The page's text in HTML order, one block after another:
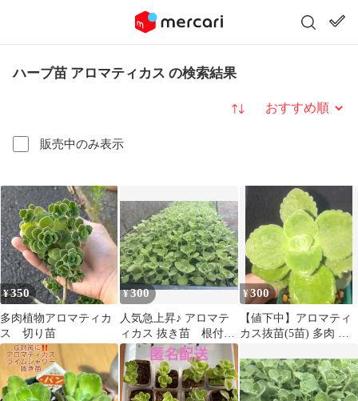
ハーブ苗 アロマティカス の検索結果
販売中のみ表示
並び替え
¥350
多肉植物アロマティカ
ス 切り苗
¥300
人気急上昇♪ アロマテ
ィカス 抜き苗 根付
き 3本 おまけカット
苗4本 セット
¥300
【値下中】アロマティ
カス抜苗(5苗) 多肉 エ
け付き